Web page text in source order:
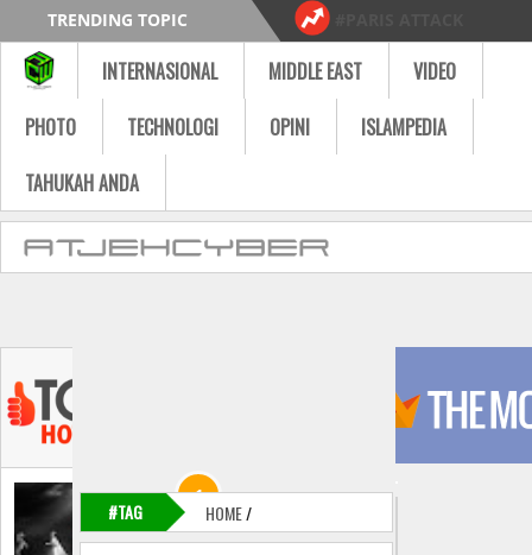
TRENDING TOPIC
#USA vs RUSSIA #MOST VIDEO
Follow
INTERNASIONAL MIDDLE EAST
VIDEO
PHOTO
TECHNOLOGI OPINI
ISLAMPEDIA
TAHUKAH ANDA
#TAG HOME/